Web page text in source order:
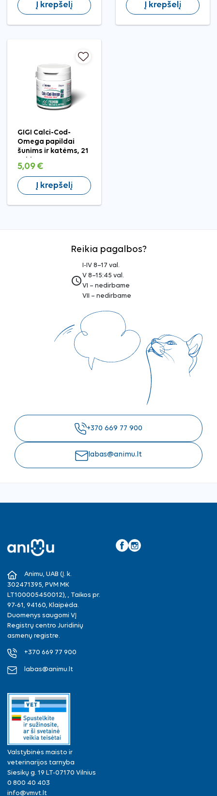
Į krepšelį Į krepšelį
GIGI Calci-Cod-
Omega papildai
šunims ir katėms, 21
5,09 €
Į krepšelį
Reikia pagalbos?
access_time
I-IV 8–17 val.
V 8–15:45 val.
VI – nedirbame
VII – nedirbame
+370 669 77 900
labas@animu.lt
Animu, UAB (Į. k.
302471395, PVM MK
LT100005450012), , Taikos pr.
97-61, 94160, Klaipėda.
Duomenys saugomi VĮ
Registrų centro Juridinių
asmenų registre.
+370 669 77 900
labas@animu.lt
Valstybinės maisto ir
veterinarijos tarnyba
Siesikų g. 19 LT-07170 Vilnius
0 800 40 403
info@vmvt.lt